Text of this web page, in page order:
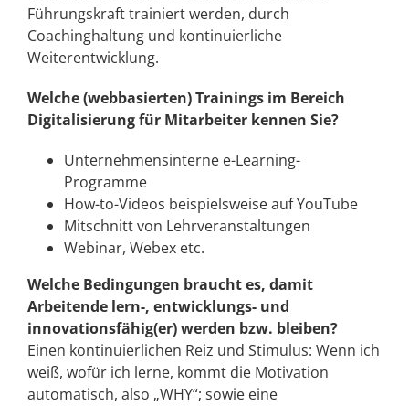
Führungskraft trainiert werden, durch
Coachinghaltung und kontinuierliche
Weiterentwicklung.
Welche (webbasierten) Trainings im Bereich
Digitalisierung für Mitarbeiter kennen Sie?
Unternehmensinterne e-Learning-
Programme
How-to-Videos beispielsweise auf YouTube
Mitschnitt von Lehrveranstaltungen
Webinar, Webex etc.
Welche Bedingungen braucht es, damit
Arbeitende lern-, entwicklungs- und
innovationsfähig(er) werden bzw. bleiben?
Einen kontinuierlichen Reiz und Stimulus: Wenn ich
weiß, wofür ich lerne, kommt die Motivation
automatisch, also „WHY“; sowie eine